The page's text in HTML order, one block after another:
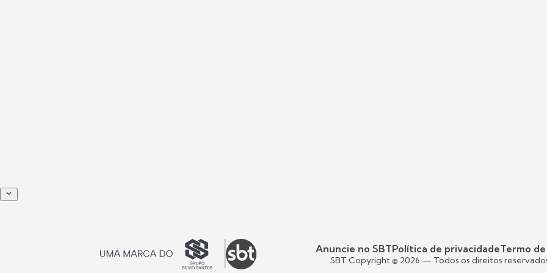
Anuncie no SBTPolítica de privacidadeTermo de
SBT Copyright © 2026 — Todos os direitos